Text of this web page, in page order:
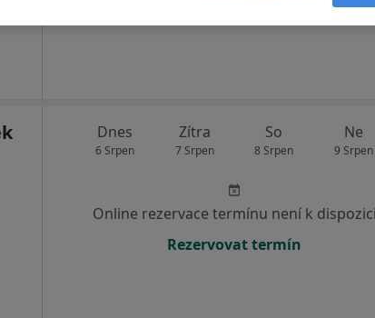
Dnes
6 Srpen
Zítra
7 Srpen
So
8 Srpen
Ne
9 Srpen
Online rezervace termínu není k dispozici
Rezervovat termín